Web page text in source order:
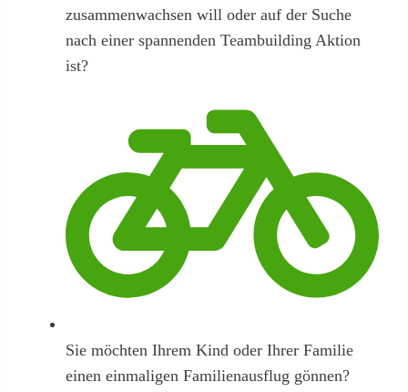
zusammenwachsen will oder auf der Suche
nach einer spannenden Teambuilding Aktion
ist?
Sie möchten Ihrem Kind oder Ihrer Familie
einen einmaligen Familienausflug gönnen?